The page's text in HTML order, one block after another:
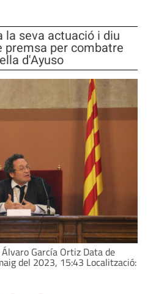
la seva actuació i diu
premsa per combatre
d'Ayuso
García Ortiz Data de
del 2023, 15:43 Localització: